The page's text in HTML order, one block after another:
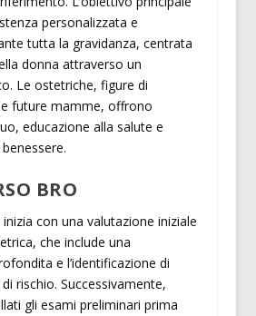
personalizzata e
tutta la gravidanza, centrata
donna attraverso un
Le ostetriche, figure di
future mamme, offrono
educazione alla salute e
BRO
con una valutazione iniziale
che include una
e l’identificazione di
rischio. Successivamente,
gli esami preliminari prima